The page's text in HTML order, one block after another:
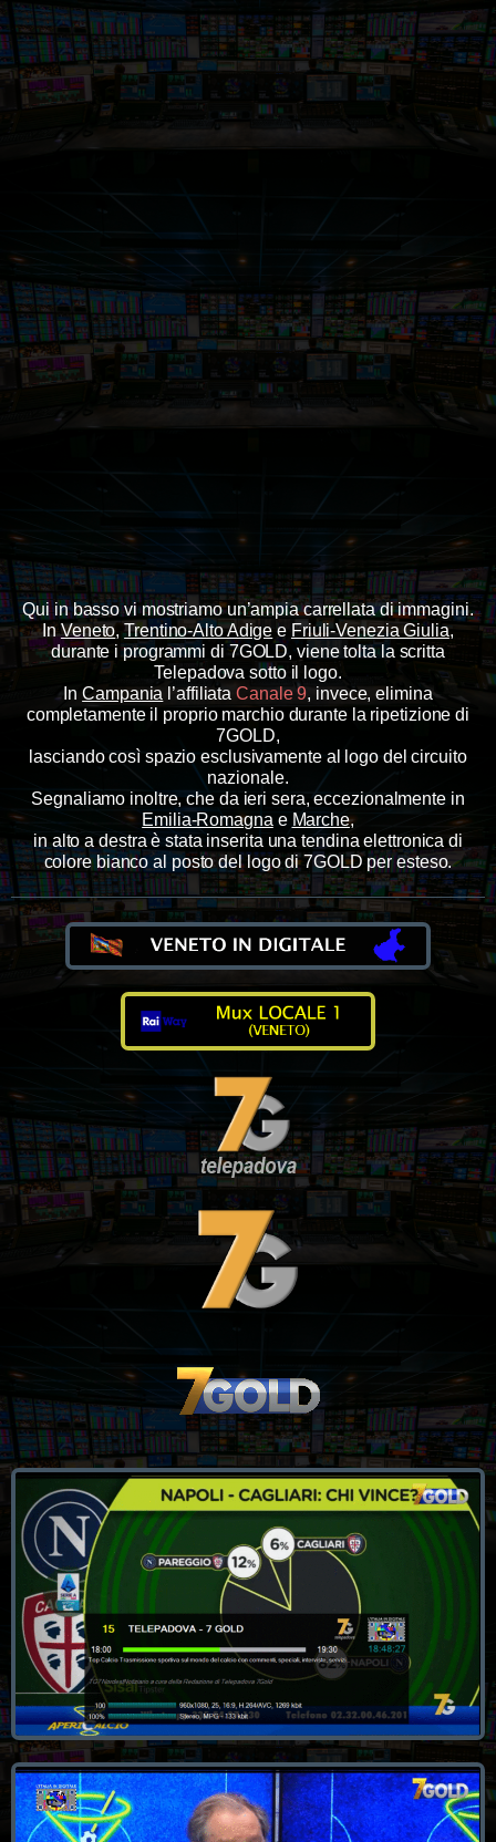
Qui in basso vi mostriamo un’ampia carrellata di immagini.
InVeneto,Trentino-Alto Adige e Friuli-Venezia Giulia,
durante i programmi di 7GOLD, viene tolta la scritta
Telepadova sotto il logo.
InCampania l’affiliataCanale 9, invece, elimina
completamente il proprio marchio durante la ripetizione di
7GOLD,
lasciando così spazio esclusivamente al logo del circuito
nazionale.
Segnaliamo inoltre, che da ieri sera, eccezionalmente in
Emilia-Romagna e Marche,
in alto a destra è stata inserita una tendina elettronica di
colore bianco al posto del logo di 7GOLD per esteso.